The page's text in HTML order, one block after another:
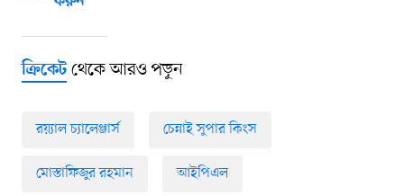
ক্রিকেটথেকে আরও পড়ুন
র‍য়্যাল চ্যালেঞ্জার্স চেন্নাই সুপার কিংস
মোস্তাফিজুর রহমান আইপিএল